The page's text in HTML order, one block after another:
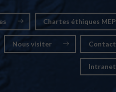
Chartes éthiques MEP
Nous visiter Contact
Intranet